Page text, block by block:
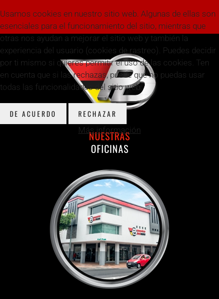
NUESTRAS
OFICINAS
Usamos cookies en nuestro sitio web. Algunas de ellas son
esenciales para el funcionamiento del sitio, mientras que
otras nos ayudan a mejorar el sitio web y también la
experiencia del usuario (cookies de rastreo). Puedes decidir
por ti mismo si quieres permitir el uso de las cookies. Ten
en cuenta que si las rechazas, puede que no puedas usar
todas las funcionalidades del sitio web.
DE ACUERDO RECHAZAR
Más información